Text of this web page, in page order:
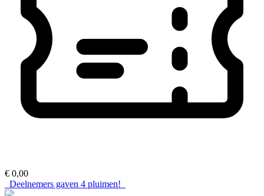
€ 0,00
Deelnemers gaven 4 pluimen!